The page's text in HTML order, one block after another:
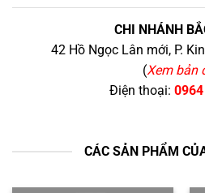
CHI NHÁNH
42 Hồ Ngọc Lân mới, P.
(Xem bản
Điện thoại:
CÁC SẢN PHẨM